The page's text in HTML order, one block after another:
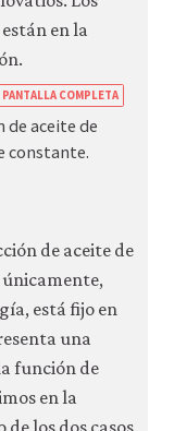
PANTALLA COMPLETA
04-
de aceite de
constante.
de aceite de
está fijo en
una
función de
en la
los dos casos